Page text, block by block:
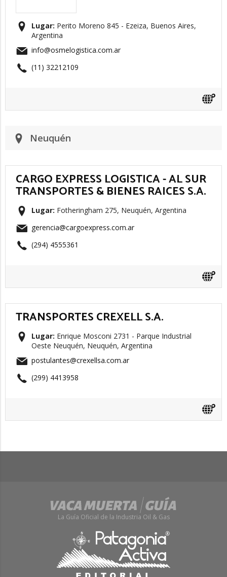
Lugar: Perito Moreno 845 - Ezeiza, Buenos Aires,
Argentina
info@osmelogistica.com.ar
(11) 32212109
Neuquén
CARGO EXPRESS LOGISTICA - AL SUR
TRANSPORTES & BIENES RAICES S.A.
Lugar: Fotheringham 275, Neuquén, Argentina
gerencia@cargoexpress.com.ar
(294) 4555361
TRANSPORTES CREXELL S.A.
Lugar: Enrique Mosconi 2731 - Parque Industrial
Oeste Neuquén, Neuquén, Argentina
postulantes@crexellsa.com.ar
(299) 4413958
La Guía Oficial de la Industria Oil & Gas